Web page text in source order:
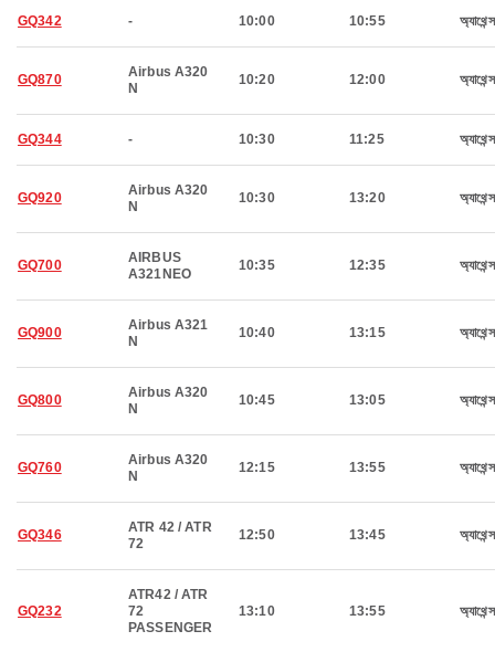
GQ342 - 10:00 10:55 অ্যাথেন্স
GQ870
Airbus A320
N
10:20 12:00 অ্যাথেন্স
GQ344 - 10:30 11:25 অ্যাথেন্স
GQ920
Airbus A320
N
10:30 13:20 অ্যাথেন্স
GQ700
AIRBUS
A321NEO
10:35 12:35 অ্যাথেন্স
GQ900
Airbus A321
N
10:40 13:15 অ্যাথেন্স
GQ800
Airbus A320
N
10:45 13:05 অ্যাথেন্স
GQ760
Airbus A320
N
12:15 13:55 অ্যাথেন্স
GQ346
ATR 42 / ATR
72
12:50 13:45 অ্যাথেন্স
GQ232
ATR42 / ATR
72
PASSENGER
13:10 13:55 অ্যাথেন্স